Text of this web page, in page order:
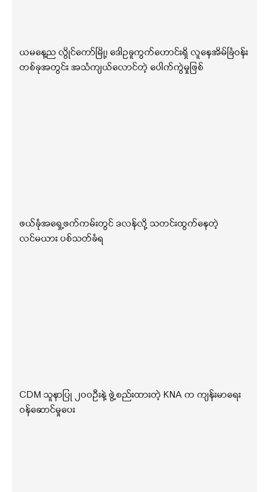
ယမနေ့ည လွိုင်ကော်မြို့၊ ဒေါဥခူကွက်ဟောင်းရှိ လူနေအိမ်ခြံဝန်း
တစ်ခုအတွင်း အသံကျယ်လောင်တဲ့ ပေါက်ကွဲမှုဖြစ်
ဖယ်ခုံအရှေ့ဖက်ကမ်းတွင် ဒလန်လို့ သတင်းထွက်နေတဲ့
လင်မယား ပစ်သတ်ခံရ
CDM သူနာပြု ၂၀၀ဦးနဲ့ ဖွဲ့စည်းထားတဲ့ KNA က ကျန်းမာရေး
ဝန်ဆောင်မှုပေး